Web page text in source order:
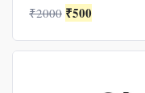
₹2000 Original
was:
₹500
is: